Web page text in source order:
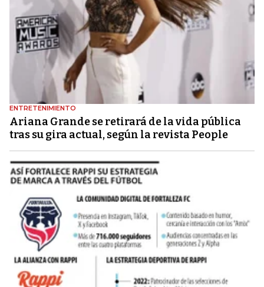
ENTRETENIMIENTO
Ariana Grande se retirará de la vida pública
tras su gira actual, según la revista People